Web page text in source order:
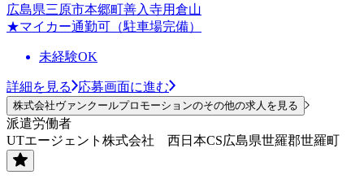
広島県三原市本郷町善入寺用倉山
★マイカー通勤可（駐車場完備）
未経験OK
詳細を見る 応募画面に進む
株式会社ヴァンクールプロモーションのその他の求人を見る
派遣労働者
UTエージェント株式会社 西日本CS広島県世羅郡世羅町